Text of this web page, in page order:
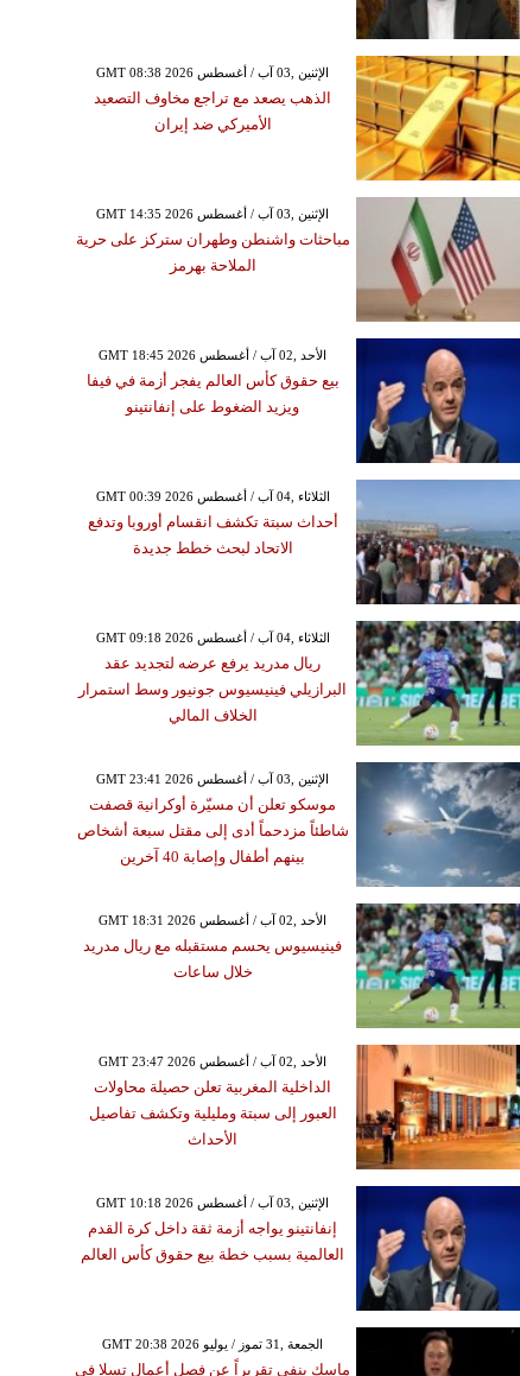
10 دوريات بالعالم
GMT 08:38 2026 الإثنين ,03 آب / أغسطس
الذهب يصعد مع تراجع مخاوف التصعيد
الأميركي ضد إيران
GMT 14:35 2026 الإثنين ,03 آب / أغسطس
مباحثات واشنطن وطهران ستركز على حرية
الملاحة بهرمز
GMT 18:45 2026 الأحد ,02 آب / أغسطس
بيع حقوق كأس العالم يفجر أزمة في فيفا
ويزيد الضغوط على إنفانتينو
GMT 00:39 2026 الثلاثاء ,04 آب / أغسطس
أحداث سبتة تكشف انقسام أوروبا وتدفع
الاتحاد لبحث خطط جديدة
GMT 09:18 2026 الثلاثاء ,04 آب / أغسطس
ريال مدريد يرفع عرضه لتجديد عقد
البرازيلي فينيسيوس جونيور وسط استمرار
الخلاف المالي
GMT 23:41 2026 الإثنين ,03 آب / أغسطس
موسكو تعلن أن مسيّرة أوكرانية قصفت
شاطئاً مزدحماً أدى إلى مقتل سبعة أشخاص
بينهم أطفال وإصابة 40 آخرين
GMT 18:31 2026 الأحد ,02 آب / أغسطس
فينيسيوس يحسم مستقبله مع ريال مدريد
خلال ساعات
GMT 23:47 2026 الأحد ,02 آب / أغسطس
الداخلية المغربية تعلن حصيلة محاولات
العبور إلى سبتة ومليلية وتكشف تفاصيل
الأحداث
GMT 10:18 2026 الإثنين ,03 آب / أغسطس
إنفانتينو يواجه أزمة ثقة داخل كرة القدم
العالمية بسبب خطة بيع حقوق كأس العالم
GMT 20:38 2026 الجمعة ,31 تموز / يوليو
ماسك ينفي تقريراً عن فصل أعمال تسلا في